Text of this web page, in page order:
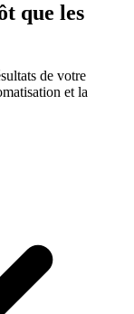
que les
de votre
et la